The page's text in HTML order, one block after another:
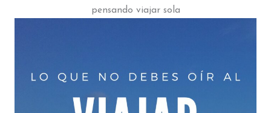
pensando viajar sola